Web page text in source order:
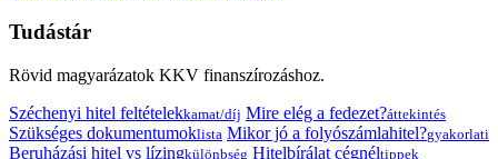
Tudástár
Rövid magyarázatok KKV finanszírozáshoz.
Széchenyi hitel feltételekkamat/díj Mire elég a fedezet?áttekintés
Szükséges dokumentumoklista Mikor jó a folyószámlahitel?gyakorlati
Beruházási hitel vs lízingkülönbség Hitelbírálat cégnéltippek